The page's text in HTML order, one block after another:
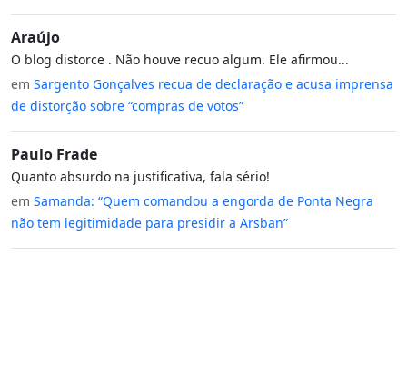
Araújo
O blog distorce . Não houve recuo algum. Ele afirmou...
em Sargento Gonçalves recua de declaração e acusa imprensa
de distorção sobre “compras de votos”
Paulo Frade
Quanto absurdo na justificativa, fala sério!
em Samanda: “Quem comandou a engorda de Ponta Negra
não tem legitimidade para presidir a Arsban”